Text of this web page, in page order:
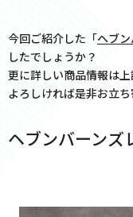
今回ご紹介した「ヘブ
したでしょうか？
更に詳しい商品情報は
よろしければ是非お立ち
ヘブンバーンズ